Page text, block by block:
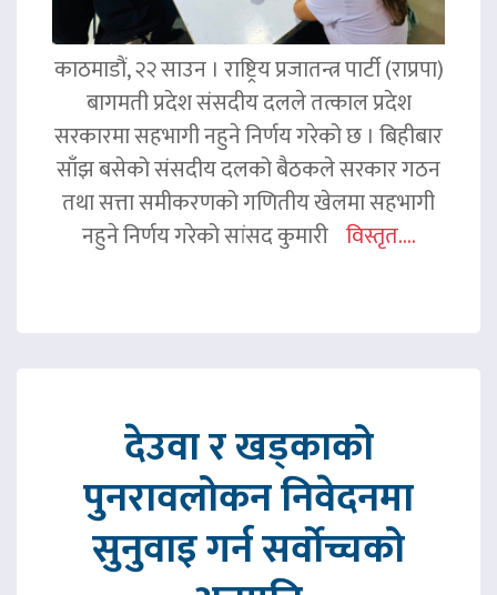
काठमाडौं, २२ साउन । राष्ट्रिय प्रजातन्त्र पार्टी (राप्रपा)
बागमती प्रदेश संसदीय दलले तत्काल प्रदेश
सरकारमा सहभागी नहुने निर्णय गरेको छ । बिहीबार
साँझ बसेको संसदीय दलको बैठकले सरकार गठन
तथा सत्ता समीकरणको गणितीय खेलमा सहभागी
नहुने निर्णय गरेको सांसद कुमारी विस्तृत....
देउवा र खड्काको
पुनरावलोकन निवेदनमा
सुनुवाइ गर्न सर्वोच्चको